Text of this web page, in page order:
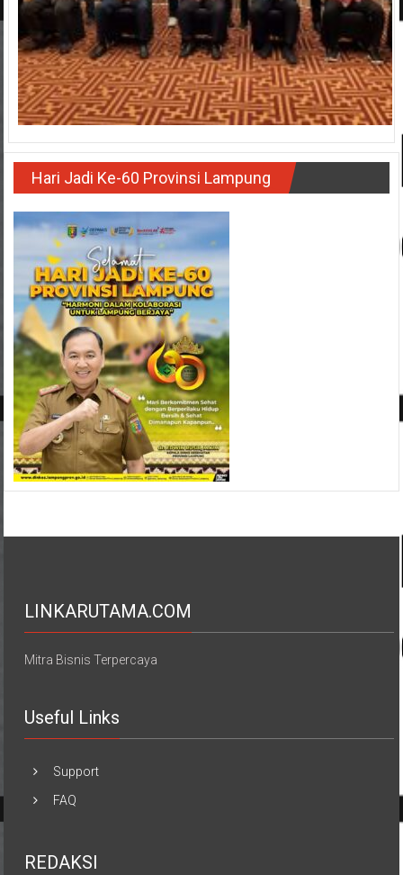
Hari Jadi Ke-60 Provinsi Lampung
LINKARUTAMA.COM
Mitra Bisnis Terpercaya
Useful Links
Support
FAQ
REDAKSI